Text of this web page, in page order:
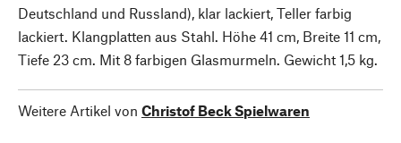
Deutschland und Russland), klar lackiert, Teller farbig
lackiert. Klangplatten aus Stahl. Höhe 41 cm, Breite 11 cm,
Tiefe 23 cm. Mit 8 farbigen Glasmurmeln. Gewicht 1,5 kg.
Weitere Artikel von Christof Beck Spielwaren